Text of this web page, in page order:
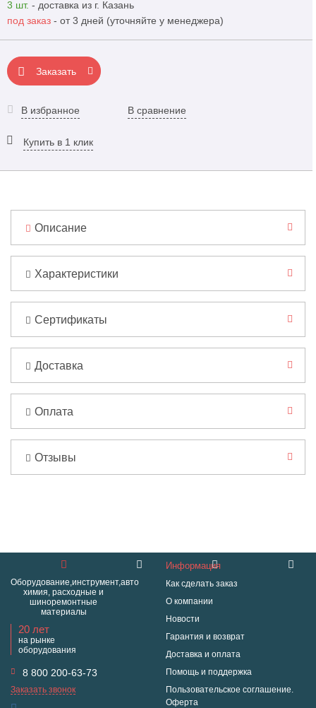
3 шт. - доставка из г. Казань
под заказ - от 3 дней (уточняйте у менеджера)
Заказать
В избранное В сравнение
Купить в 1 клик
Описание
Характеристики
Сертификаты
Доставка
Оплата
Отзывы
Оборудование,инструмент,авто
химия, расходные и
шиноремонтные
материалы
20 лет
на рынке
оборудования
8 800 200-63-73
Заказать звонок
Информация
Как сделать заказ
О компании
Новости
Гарантия и возврат
Доставка и оплата
Помощь и поддержка
Пользовательское соглашение.
Оферта